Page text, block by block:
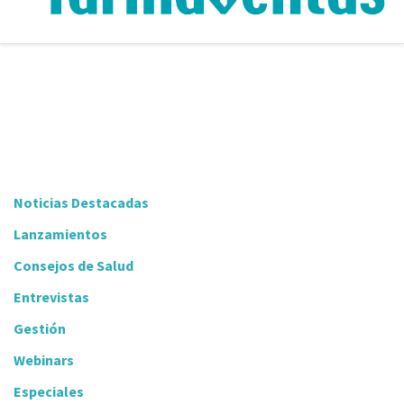
Noticias Destacadas
Lanzamientos
Consejos de Salud
Entrevistas
Gestión
Webinars
Especiales